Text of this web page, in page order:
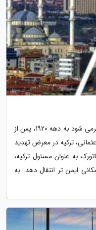
تاریخ انتخاب آنکارا به عنوان مرکز ترکیه، برمی شود به دهه 1920، پس از
ترکیه در معرض تهدید
به عنوان مسئول ترکیه،
ایمن تر انتقال دهد. به